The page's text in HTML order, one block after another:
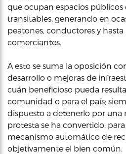
que ocupan espacios públicos
transitables, generando en
peatones, conductores y
comerciantes.
A esto se suma la oposición
desarrollo o mejoras de
cuán beneficioso pueda
comunidad o para el país;
dispuesto a detenerlo por una
protesta se ha convertido,
mecanismo automático de
objetivamente el bien común.